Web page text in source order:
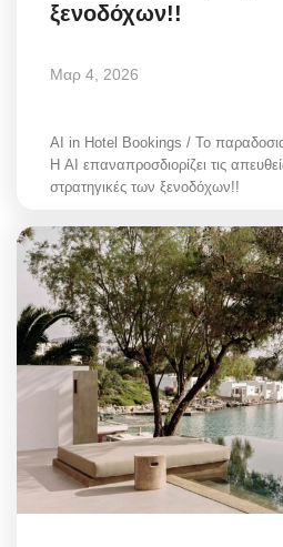
ξενοδόχων!!
Μαρ 4, 2026
AI in Hotel Bookings / Το
Η AI επαναπροσδιορίζει τις
στρατηγικές των ξενοδόχων!!